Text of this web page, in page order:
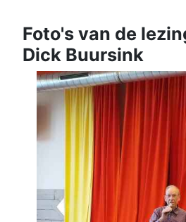
Foto's van de
Dick Buursink